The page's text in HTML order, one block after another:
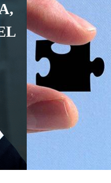
DISEÑOS Y
productos